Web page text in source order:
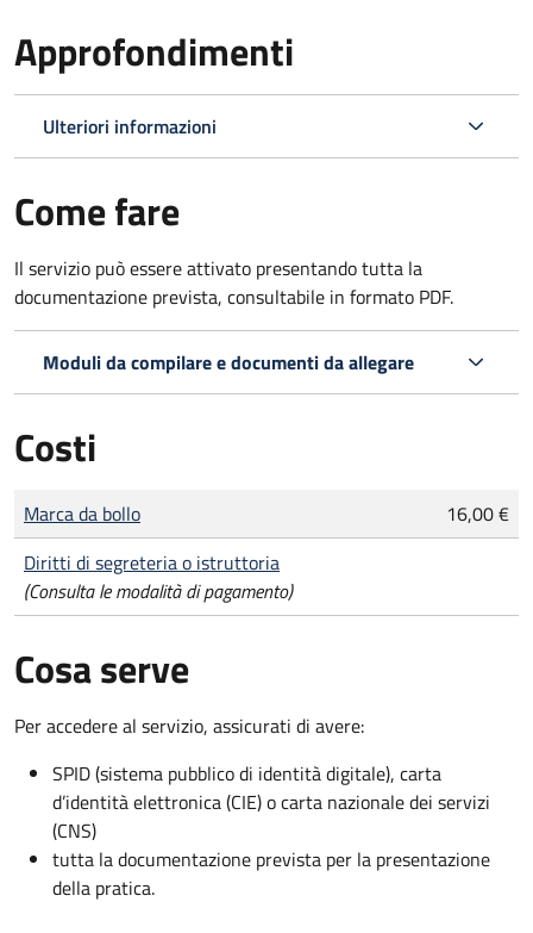
Approfondimenti
Ulteriori informazioni
Come fare
Il servizio può essere attivato presentando tutta la
documentazione prevista, consultabile in formato PDF.
Moduli da compilare e documenti da allegare
Costi
Tipo di pagamento
Importo
Marca da bollo
16,00 €
Diritti di segreteria o istruttoria
(Consulta le modalità di pagamento)
Cosa serve
Per accedere al servizio, assicurati di avere:
SPID (sistema pubblico di identità digitale), carta
d’identità elettronica (CIE) o carta nazionale dei servizi
(CNS)
tutta la documentazione prevista per la presentazione
della pratica.